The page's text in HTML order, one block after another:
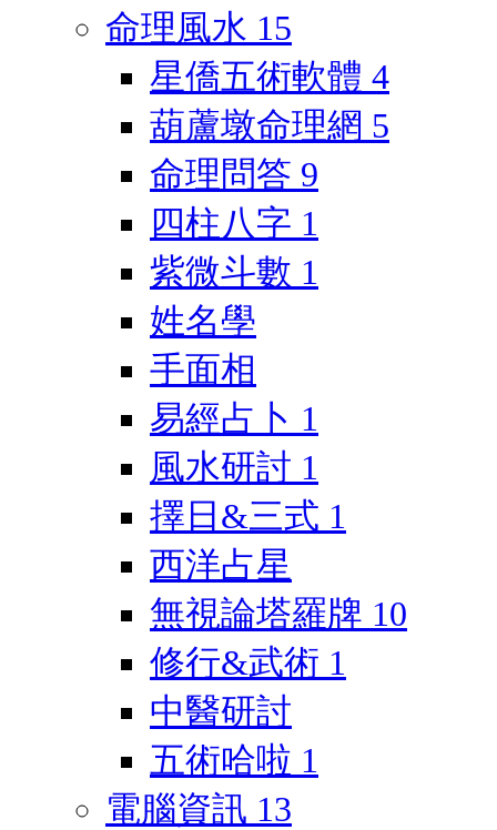
命理風水 15
星僑五術軟體 4
葫蘆墩命理網 5
命理問答 9
四柱八字 1
紫微斗數 1
姓名學
手面相
易經占卜 1
風水研討 1
擇日&三式 1
西洋占星
無視論塔羅牌 10
修行&武術 1
中醫研討
五術哈啦 1
電腦資訊 13